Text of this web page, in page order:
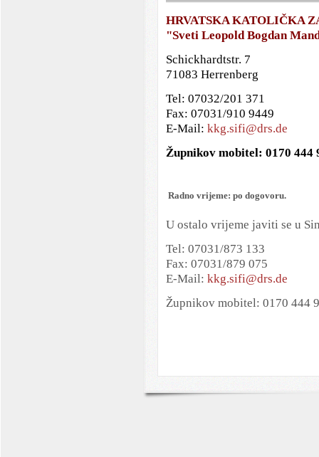
HRVATSKA KATOLIČKA
"Sveti Leopold Bogdan
Schickhardtstr. 7
71083 Herrenberg
Tel: 07032/201 371
Fax: 07031/910 9449
E-Mail: kkg.sifi@drs.de
Župnikov mobitel: 0170 444
Radno vrijeme: po dogovoru.
U ostalo vrijeme javiti se u
Tel: 07031/873 133
Fax: 07031/879 075
E-Mail: kkg.sifi@drs.de
Župnikov mobitel: 0170 444